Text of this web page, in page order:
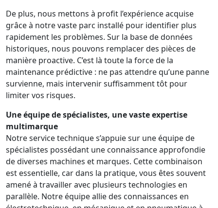
De plus, nous mettons à profit l’expérience acquise
grâce à notre vaste parc installé pour identifier plus
rapidement les problèmes. Sur la base de données
historiques, nous pouvons remplacer des pièces de
manière proactive. C’est là toute la force de la
maintenance prédictive : ne pas attendre qu’une panne
survienne, mais intervenir suffisamment tôt pour
limiter vos risques.
Une équipe de spécialistes, une vaste expertise
multimarque
Notre service technique s’appuie sur une équipe de
spécialistes possédant une connaissance approfondie
de diverses machines et marques. Cette combinaison
est essentielle, car dans la pratique, vous êtes souvent
amené à travailler avec plusieurs technologies en
parallèle. Notre équipe allie des connaissances en